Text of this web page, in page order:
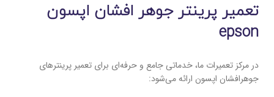
تعمیر پرینتر جوهر افشان اپسون
epson
در مرکز تعمیرات ما، خدماتی جامع و حرفه‌ای برای تعمیر پرینترهای
جوهرافشان اپسون ارائه می‌شود: